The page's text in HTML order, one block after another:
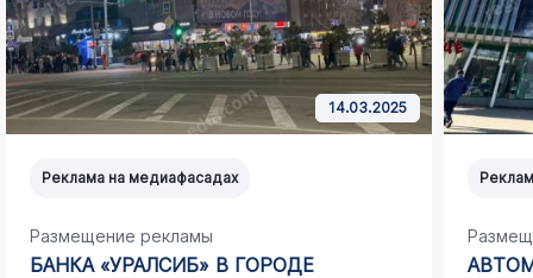
14.03.2025
Реклама на медиафасадах
Размещение рекламы
БАНКА «УРАЛСИБ» В ГОРОДЕ